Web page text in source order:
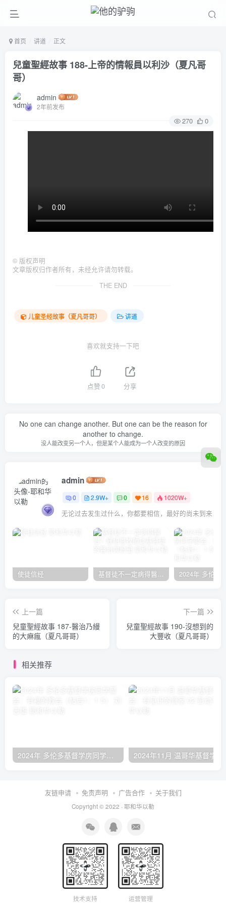
首页 讲道 正文
兒童聖經故事 188-上帝的情報員以利沙（夏凡哥
哥）
admin
2年前发布
270 0
© 版权声明
文章版权归作者所有，未经允许请勿转载。
THE END
儿童圣经故事（夏凡哥哥） 讲道
喜欢就支持一下吧
点赞0 分享
No one can change another. But one can be the reason for
another to change.
没人能改变另一个人，但是某个人能成为一个人改变的原因
admin
0 2.9W+ 0 16 1020W+
无论过去发生过什么，你都要相信，最好的尚未到来
使徒信经 基督徒不一定病得醫治？寇紹恩牧師談基督徒的醫治與盼望
上一篇
兒童聖經故事 187-醫治乃縵
的大痳瘋（夏凡哥哥）
下一篇
兒童聖經故事 190-沒想到的
大豐收（夏凡哥哥）
相关推荐
2024年 多伦多基督学房同学聚会：有福的教会（帖后1：1-5） 刘志雄
友链申请 免责声明 广告合作 关于我们
Copyright © 2022 · 耶和华以勒
技术支持 运营管理